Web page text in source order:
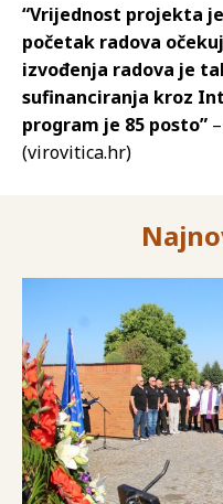
“Vrijednost projekta
početak radova
izvođenja radova je
sufinanciranja kroz
program je 85 posto”
(virovitica.hr)